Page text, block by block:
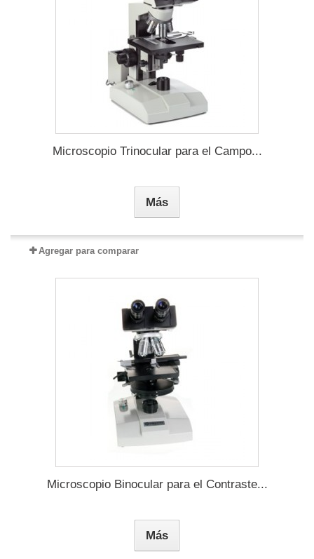
Microscopio Trinocular para el Campo...
Más
Agregar para comparar
Microscopio Binocular para el Contraste...
Más